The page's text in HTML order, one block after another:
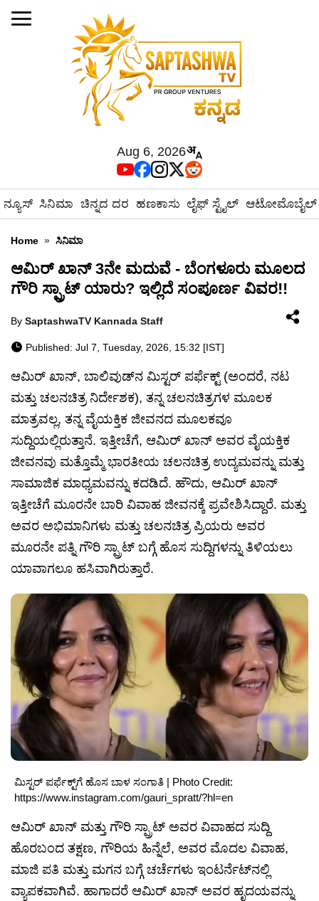
Aug 6, 2026
ನ್ಯೂಸ್ ಸಿನಿಮಾ ಚಿನ್ನದ ದರ ಹಣಕಾಸು ಲೈಫ್ ಸ್ಟೈಲ್ ಆಟೋಮೊಬೈಲ್
Home » ಸಿನಿಮಾ
ಆಮಿರ್ ಖಾನ್ 3ನೇ ಮದುವೆ - ಬೆಂಗಳೂರು ಮೂಲದ
ಗೌರಿ ಸ್ಪ್ರಾಟ್ ಯಾರು? ಇಲ್ಲಿದೆ ಸಂಪೂರ್ಣ ವಿವರ!!
By SaptashwaTV Kannada Staff
Published: Jul 7, Tuesday, 2026, 15:32 [IST]
ಆಮಿರ್ ಖಾನ್, ಬಾಲಿವುಡ್‌ನ ಮಿಸ್ಟರ್ ಪರ್ಫೆಕ್ಟ್ (ಅಂದರೆ, ನಟ
ಮತ್ತು ಚಲನಚಿತ್ರ ನಿರ್ದೇಶಕ), ತನ್ನ ಚಲನಚಿತ್ರಗಳ ಮೂಲಕ
ಮಾತ್ರವಲ್ಲ, ತನ್ನ ವೈಯಕ್ತಿಕ ಜೀವನದ ಮೂಲಕವೂ
ಸುದ್ದಿಯಲ್ಲಿರುತ್ತಾನೆ. ಇತ್ತೀಚೆಗೆ, ಆಮಿರ್ ಖಾನ್ ಅವರ ವೈಯಕ್ತಿಕ
ಜೀವನವು ಮತ್ತೊಮ್ಮೆ ಭಾರತೀಯ ಚಲನಚಿತ್ರ ಉದ್ಯಮವನ್ನು ಮತ್ತು
ಸಾಮಾಜಿಕ ಮಾಧ್ಯಮವನ್ನು ಕದಡಿದೆ. ಹೌದು, ಆಮಿರ್ ಖಾನ್
ಇತ್ತೀಚೆಗೆ ಮೂರನೇ ಬಾರಿ ವಿವಾಹ ಜೀವನಕ್ಕೆ ಪ್ರವೇಶಿಸಿದ್ದಾರೆ. ಮತ್ತು
ಅವರ ಅಭಿಮಾನಿಗಳು ಮತ್ತು ಚಲನಚಿತ್ರ ಪ್ರಿಯರು ಅವರ
ಮೂರನೇ ಪತ್ನಿ ಗೌರಿ ಸ್ಪ್ರಾಟ್ ಬಗ್ಗೆ ಹೊಸ ಸುದ್ದಿಗಳನ್ನು ತಿಳಿಯಲು
ಯಾವಾಗಲೂ ಹಸಿವಾಗಿರುತ್ತಾರೆ.
ಮಿಸ್ಟರ್ ಪರ್ಫೆಕ್ಟ್‌ಗೆ ಹೊಸ ಬಾಳ ಸಂಗಾತಿ | Photo Credit:
https://www.instagram.com/gauri_spratt/?hl=en
ಆಮಿರ್ ಖಾನ್ ಮತ್ತು ಗೌರಿ ಸ್ಪ್ರಾಟ್ ಅವರ ವಿವಾಹದ ಸುದ್ದಿ
ಹೊರಬಂದ ತಕ್ಷಣ, ಗೌರಿಯ ಹಿನ್ನೆಲೆ, ಅವರ ಮೊದಲ ವಿವಾಹ,
ಮಾಜಿ ಪತಿ ಮತ್ತು ಮಗನ ಬಗ್ಗೆ ಚರ್ಚೆಗಳು ಇಂಟರ್ನೆಟ್‌ನಲ್ಲಿ
ವ್ಯಾಪಕವಾಗಿವೆ. ಹಾಗಾದರೆ ಆಮಿರ್ ಖಾನ್ ಅವರ ಹೃದಯವನ್ನು